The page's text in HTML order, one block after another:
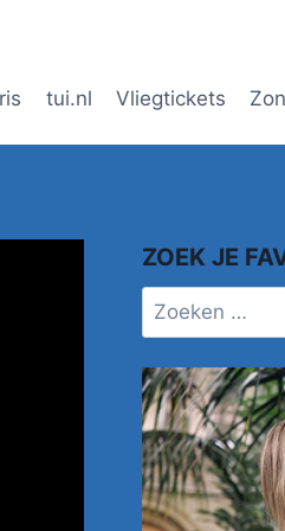
tui.nl Vliegtickets
ZOEK JE
Zoeken
naar: